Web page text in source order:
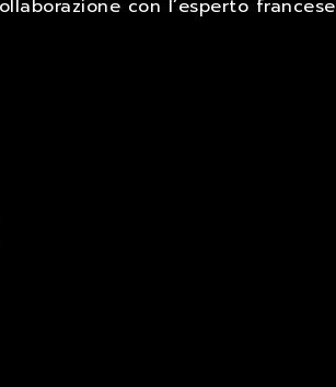
con l’esperto francese